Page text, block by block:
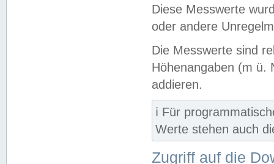
Diese Messwerte
oder andere
Die Messwerte sind
Höhenangaben (m ü.
addieren.
ℹ️ Für
Werte stehen auch
Zugriff auf die